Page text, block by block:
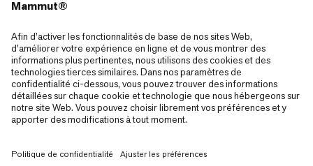
—
Sitemap
Cookies
Mentions Légales